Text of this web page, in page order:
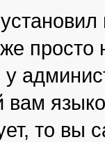
просто
у
то вы